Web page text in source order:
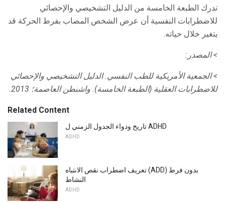
تدرك الطبعة الخامسة من الدليل التشخيصي والإحصائي
للاضطرابات النفسية أن عرض الشخص المصاب بفرط الحركة قد
يتغير خلال حياته.
> المصدر:
> الجمعية الأمريكية للطب النفسي. الدليل التشخيصي والإحصائي
للاضطرابات العقلية (الطبعة الخامسة). واشنطن العاصمة؛ 2013.
Related Content
تاريخ ودواء الجدول الزمني ل ADHD
ADHD
تعريف اضطراب نقص الانتباه (ADD) بدون فرط
النشاط
ADHD